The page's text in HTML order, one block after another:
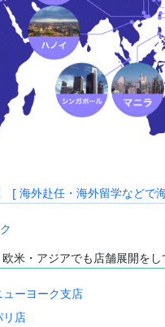
[ 海外赴任・海外留学などで
米・アジアでも店舗展開を
ーヨーク支店
リ店